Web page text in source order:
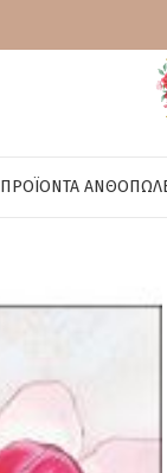
ΠΡΟΪΌΝΤΑ